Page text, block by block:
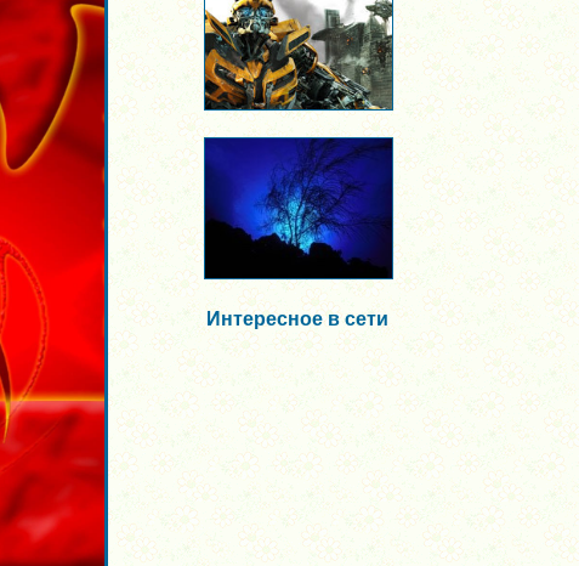
Интересное в сети